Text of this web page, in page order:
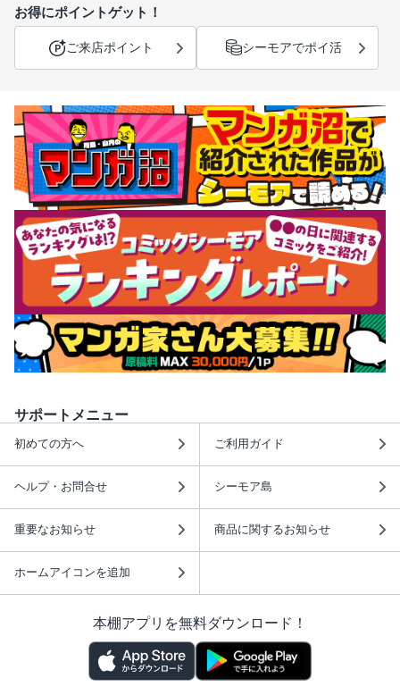
お得にポイントゲット！
ご来店ポイント シーモアでポイ活
サポートメニュー
初めての方へ ご利用ガイド
ヘルプ・お問合せ シーモア島
重要なお知らせ 商品に関するお知らせ
ホームアイコンを追加
本棚アプリを無料ダウンロード！